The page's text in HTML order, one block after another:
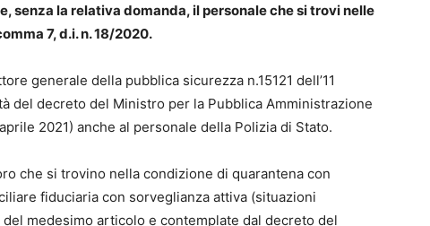
senza la relativa domanda, il personale che si trovi nelle
7, d.i. n. 18/2020.
generale della pubblica sicurezza n.15121 dell’11
del decreto del Ministro per la Pubblica Amministrazione
2021) anche al personale della Polizia di Stato.
che si trovino nella condizione di quarantena con
fiduciaria con sorveglianza attiva (situazioni
medesimo articolo e contemplate dal decreto del